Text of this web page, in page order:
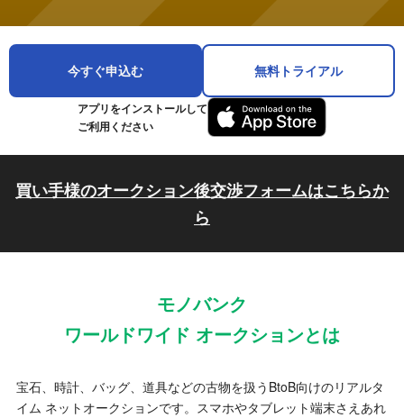
今すぐ申込む 無料トライアル
アプリをインストールして
ご利用ください
買い手様のオークション後交渉フォームはこちらか
ら
モノバンク
ワールドワイド オークションとは
宝石、時計、バッグ、道具などの古物を扱うBtoB向けのリアルタ
イム ネットオークションです。スマホやタブレット端末さえあれ